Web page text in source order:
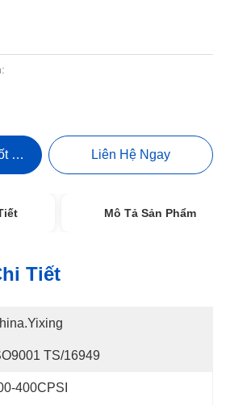
Nhất Liên Hệ Ngay
Mô Tả Sản Phẩm
Tiết
TS/16949
400CPSI